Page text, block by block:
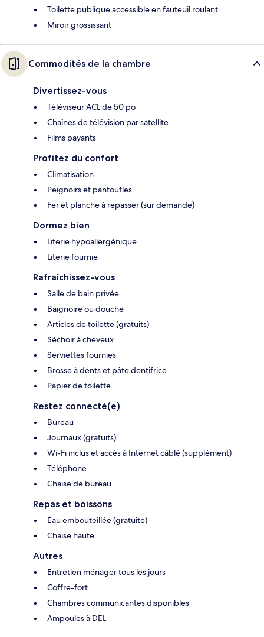
Toilette publique accessible en fauteuil roulant
Miroir grossissant
Commodités de la chambre
Divertissez-vous
Téléviseur ACL de 50 po
Chaînes de télévision par satellite
Films payants
Profitez du confort
Climatisation
Peignoirs et pantoufles
Fer et planche à repasser (sur demande)
Dormez bien
Literie hypoallergénique
Literie fournie
Rafraîchissez-vous
Salle de bain privée
Baignoire ou douche
Articles de toilette (gratuits)
Séchoir à cheveux
Serviettes fournies
Brosse à dents et pâte dentifrice
Papier de toilette
Restez connecté(e)
Bureau
Journaux (gratuits)
Wi-Fi inclus et accès à Internet câblé (supplément)
Téléphone
Chaise de bureau
Repas et boissons
Eau embouteillée (gratuite)
Chaise haute
Autres
Entretien ménager tous les jours
Coffre-fort
Chambres communicantes disponibles
Ampoules à DEL